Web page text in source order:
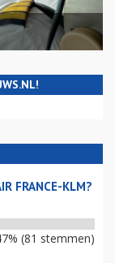
FRANCE-KLM?
(81 stemmen)